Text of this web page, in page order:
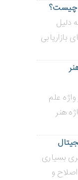
چیست؟
دلیل
بازاریابی
واژه علم
هنر
بسیاری
و